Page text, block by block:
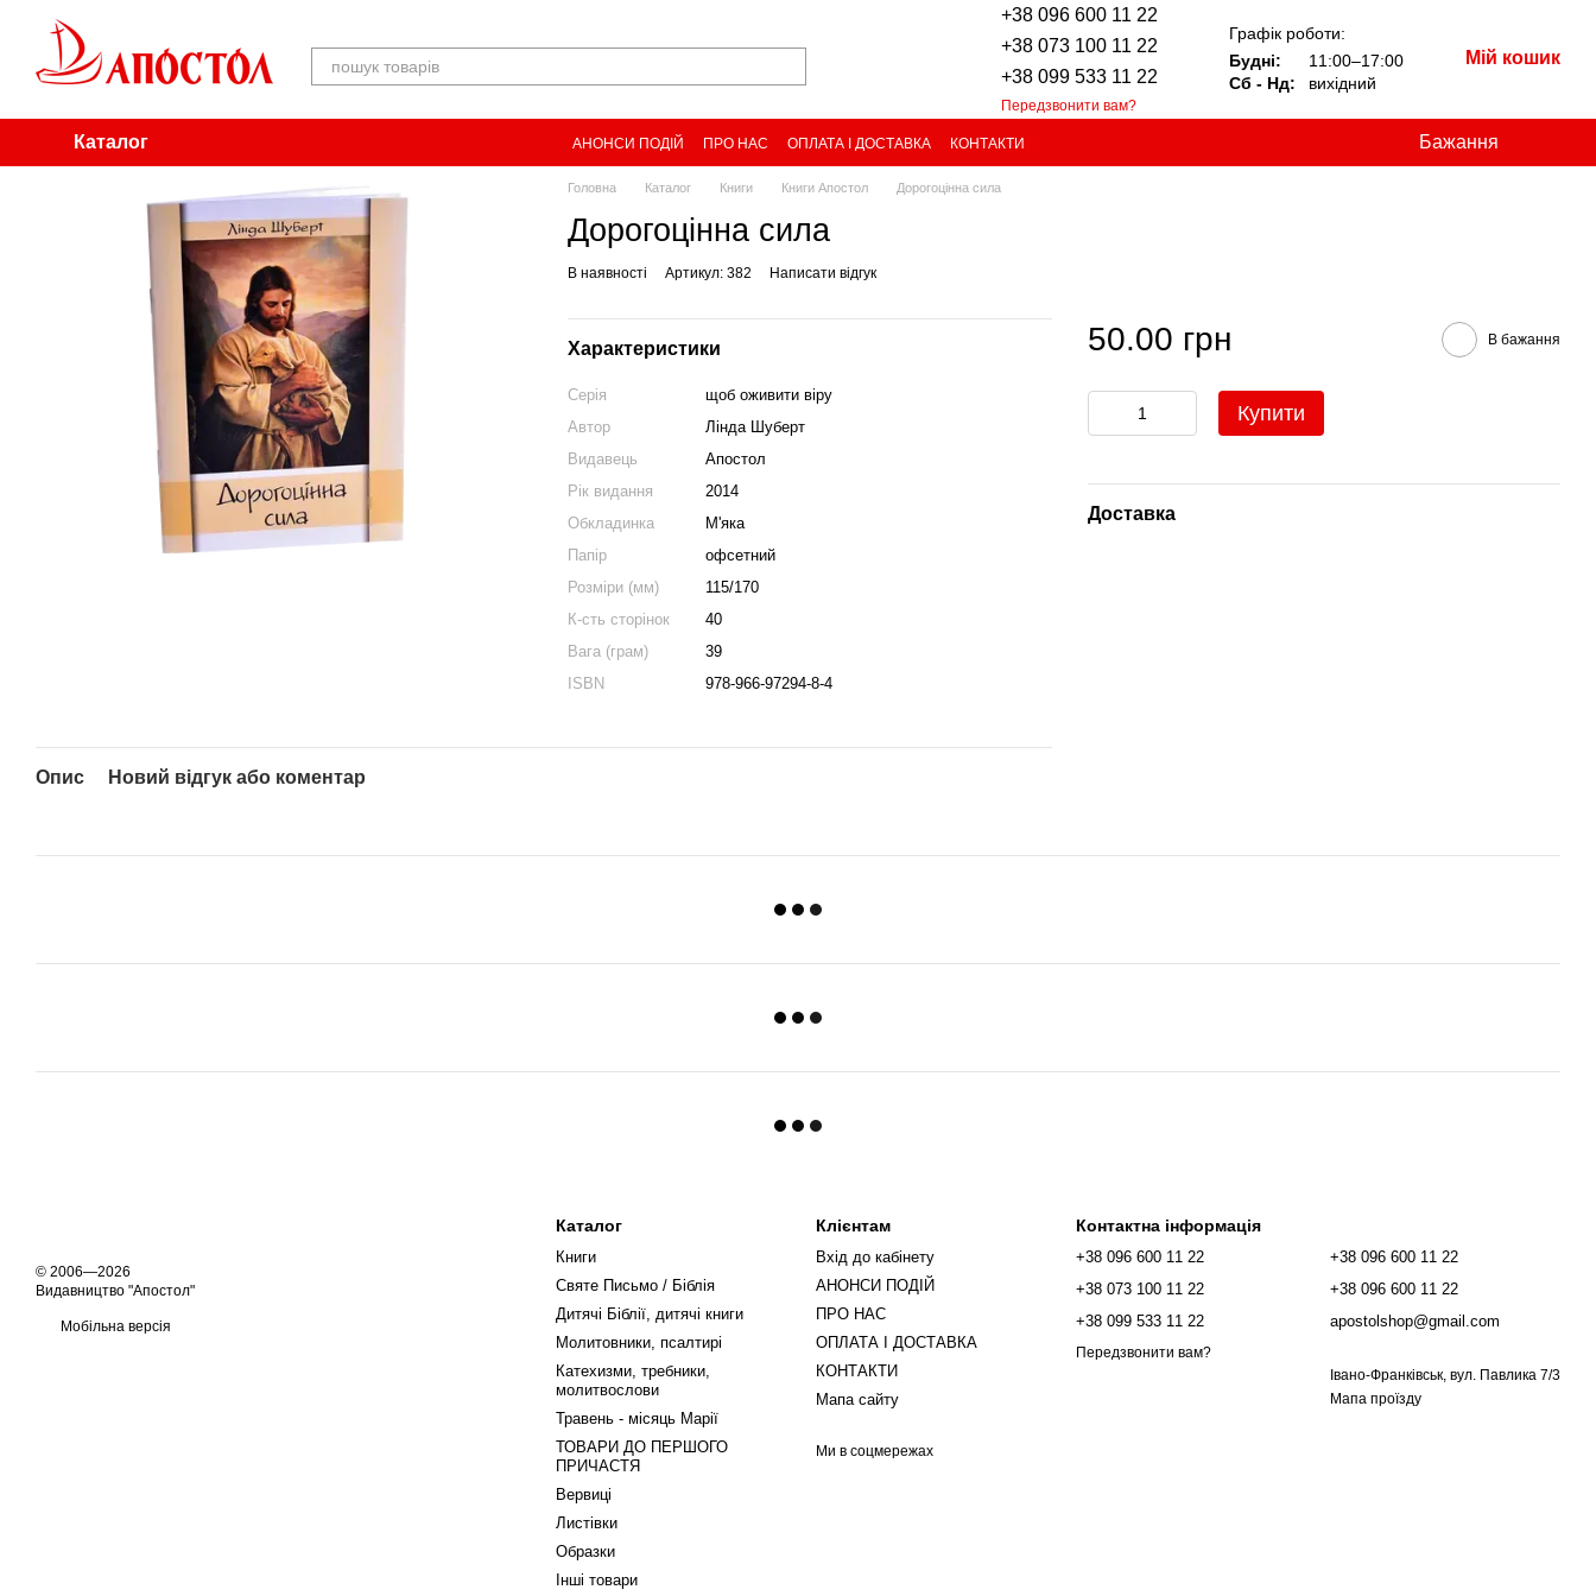
Перейти до основного контенту
+38 096 600 11 22
+38 073 100 11 22
+38 099 533 11 22
Передзвонити вам?
Графік роботи:
Будні:
11:00–17:00
Сб - Нд:
вихідний
Мій кошик
Каталог АНОНСИ ПОДІЙ ПРО НАС ОПЛАТА І ДОСТАВКА КОНТАКТИ Бажання
Головна Каталог Книги Книги Апостол Дорогоцінна сила
Дорогоцінна сила
В наявності Артикул: 382 Написати відгук
Характеристики
Серія
щоб оживити віру
Автор
Лінда Шуберт
Видавець
Апостол
Рік видання
2014
Обкладинка
М'яка
Папір
офсетний
Розміри (мм)
115/170
К-сть сторінок
40
Вага (грам)
39
ISBN
978-966-97294-8-4
50.00 грн В бажання
Купити
Доставка
Опис Новий відгук або коментар
© 2006—2026
Видавництво "Апостол"
Мобільна версія
Каталог
Книги
Святе Письмо / Біблія
Дитячі Біблії, дитячі книги
Молитовники, псалтирі
Катехизми, требники,
молитвослови
Травень - місяць Марії
ТОВАРИ ДО ПЕРШОГО
ПРИЧАСТЯ
Вервиці
Листівки
Образки
Інші товари
Клієнтам
Вхід до кабінету
АНОНСИ ПОДІЙ
ПРО НАС
ОПЛАТА І ДОСТАВКА
КОНТАКТИ
Мапа сайту
Ми в соцмережах
Контактна інформація
+38 096 600 11 22
+38 073 100 11 22
+38 099 533 11 22
Передзвонити вам?
+38 096 600 11 22
+38 096 600 11 22
apostolshop@gmail.com
Івано-Франківськ, вул. Павлика 7/3
Мапа проїзду